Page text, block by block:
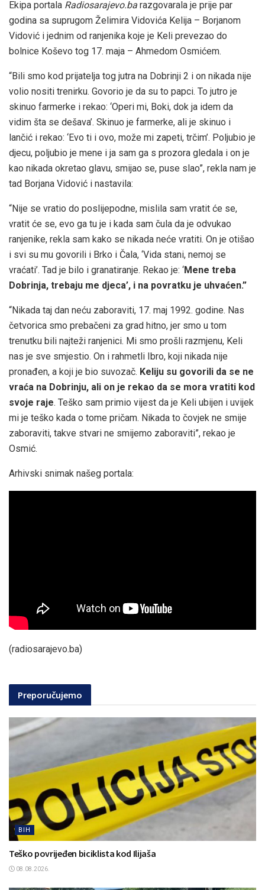
Ekipa portala Radiosarajevo.ba razgovarala je prije par
godina sa suprugom Želimira Vidovića Kelija – Borjanom
Vidović i jednim od ranjenika koje je Keli prevezao do
bolnice Koševo tog 17. maja – Ahmedom Osmićem.
“Bili smo kod prijatelja tog jutra na Dobrinji 2 i on nikada nije
volio nositi trenirku. Govorio je da su to papci. To jutro je
skinuo farmerke i rekao: ‘Operi mi, Boki, dok ja idem da
vidim šta se dešava’. Skinuo je farmerke, ali je skinuo i
lančić i rekao: ‘Evo ti i ovo, može mi zapeti, trčim’. Poljubio je
djecu, poljubio je mene i ja sam ga s prozora gledala i on je
kao nikada okretao glavu, smijao se, puse slao”, rekla nam je
tad Borjana Vidović i nastavila:
“Nije se vratio do poslijepodne, mislila sam vratit će se,
vratit će se, evo ga tu je i kada sam čula da je odvukao
ranjenike, rekla sam kako se nikada neće vratiti. On je otišao
i svi su mu govorili i Brko i Čala, ‘Vida stani, nemoj se
vraćati’. Tad je bilo i granatiranje. Rekao je: ‘Mene treba
Dobrinja, trebaju me djeca’, i na povratku je uhvaćen.”
“Nikada taj dan neću zaboraviti, 17. maj 1992. godine. Nas
četvorica smo prebačeni za grad hitno, jer smo u tom
trenutku bili najteži ranjenici. Mi smo prošli razmjenu, Keli
nas je sve smjestio. On i rahmetli Ibro, koji nikada nije
pronađen, a koji je bio suvozač. Keliju su govorili da se ne
vraća na Dobrinju, ali on je rekao da se mora vratiti kod
svoje raje. Teško sam primio vijest da je Keli ubijen i uvijek
mi je teško kada o tome pričam. Nikada to čovjek ne smije
zaboraviti, takve stvari ne smijemo zaboraviti”, rekao je
Osmić.
Arhivski snimak našeg portala:
(radiosarajevo.ba)
Preporučujemo
BIH
Teško povrijeđen biciklista kod Ilijaša
08.08.2026.